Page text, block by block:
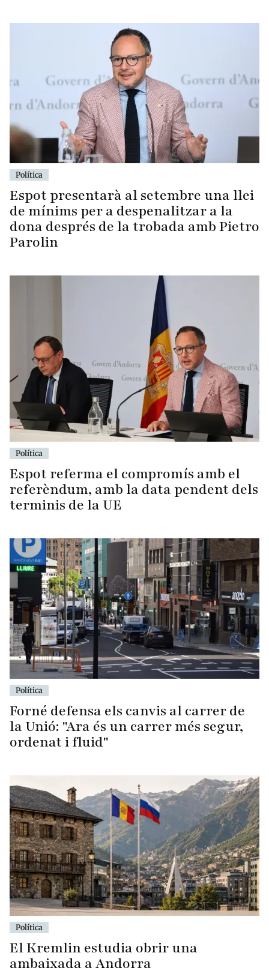
Política
Espot presentarà al setembre una llei
de mínims per a despenalitzar a la
dona després de la trobada amb Pietro
Parolin
Política
Espot referma el compromís amb el
referèndum, amb la data pendent dels
terminis de la UE
Política
Forné defensa els canvis al carrer de
la Unió: "Ara és un carrer més segur,
ordenat i fluid"
Política
El Kremlin estudia obrir una
ambaixada a Andorra